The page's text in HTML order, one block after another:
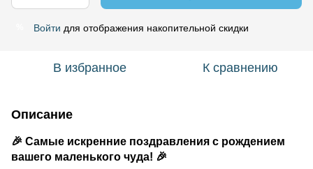
Войти для отображения накопительной скидки
В избранное К сравнению
Описание
🎉 Самые искренние поздравления с рождением
вашего маленького чуда! 🎉